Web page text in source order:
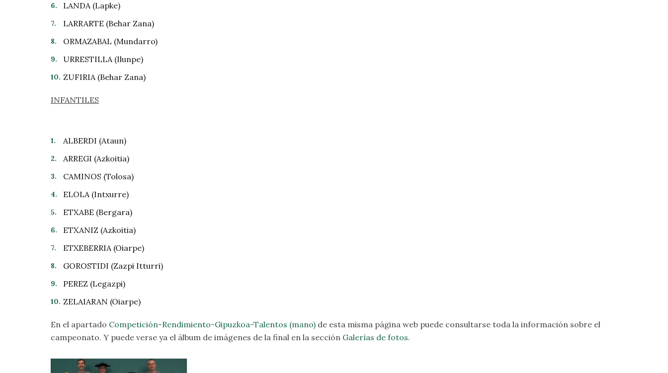
LANDA (Lapke)
LARRARTE (Behar Zana)
ORMAZABAL (Mundarro)
URRESTILLA (Ilunpe)
ZUFIRIA (Behar Zana)
INFANTILES
ALBERDI (Ataun)
ARREGI (Azkoitia)
CAMINOS (Tolosa)
ELOLA (Intxurre)
ETXABE (Bergara)
ETXANIZ (Azkoitia)
ETXEBERRIA (Oiarpe)
GOROSTIDI (Zazpi Itturri)
PEREZ (Legazpi)
ZELAIARAN (Oiarpe)
En el apartado Competición-Rendimiento-Gipuzkoa-Talentos (mano) de esta misma página web puede consultarse toda la información sobre el
campeonato. Y puede verse ya el álbum de imágenes de la final en la sección Galerías de fotos.